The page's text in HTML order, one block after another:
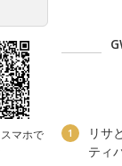
マホで
1
リサ
ティ